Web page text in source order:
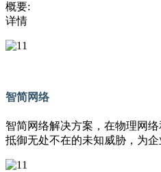
概要:
详情
智简网络
智简网络解决方案，在物理网
抵御无处不在的未知威胁，为